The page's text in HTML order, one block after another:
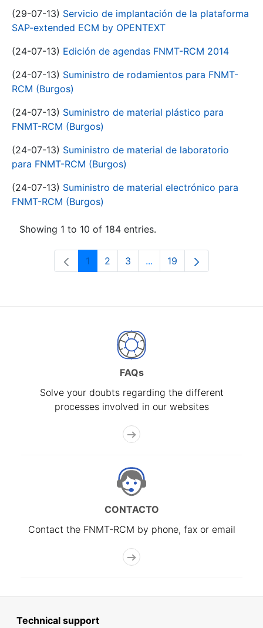
(29-07-13) Servicio de implantación de la plataforma
SAP-extended ECM by OPENTEXT
(24-07-13) Edición de agendas FNMT-RCM 2014
(24-07-13) Suministro de rodamientos para FNMT-
RCM (Burgos)
(24-07-13) Suministro de material plástico para
FNMT-RCM (Burgos)
(24-07-13) Suministro de material de laboratorio
para FNMT-RCM (Burgos)
(24-07-13) Suministro de material electrónico para
FNMT-RCM (Burgos)
Showing 1 to 10 of 184 entries.
Page
1 Page
2 Page
3 ...Intermediate Pages Use
Page
19
FAQs
Solve your doubts regarding the different
processes involved in our websites
CONTACTO
Contact the FNMT-RCM by phone, fax or email
Technical support